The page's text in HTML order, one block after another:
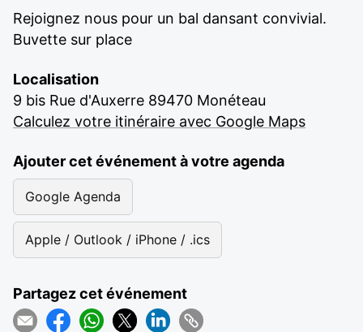
Rejoignez nous pour un bal dansant convivial.
Buvette sur place
Localisation
9 bis Rue d'Auxerre 89470 Monéteau
Calculez votre itinéraire avec Google Maps
Ajouter cet événement à votre agenda
Google Agenda
Apple / Outlook / iPhone / .ics
Partagez cet événement